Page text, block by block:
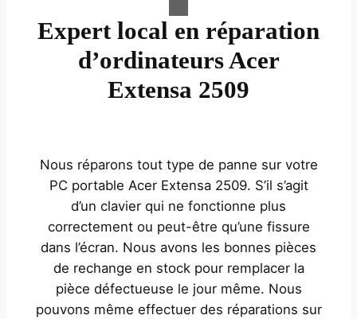
Expert local en réparation
d’ordinateurs Acer
Extensa 2509
Nous réparons tout type de panne sur votre
PC portable Acer Extensa 2509. S’il s’agit
d’un clavier qui ne fonctionne plus
correctement ou peut-être qu’une fissure
dans l’écran. Nous avons les bonnes pièces
de rechange en stock pour remplacer la
pièce défectueuse le jour même. Nous
pouvons même effectuer des réparations sur